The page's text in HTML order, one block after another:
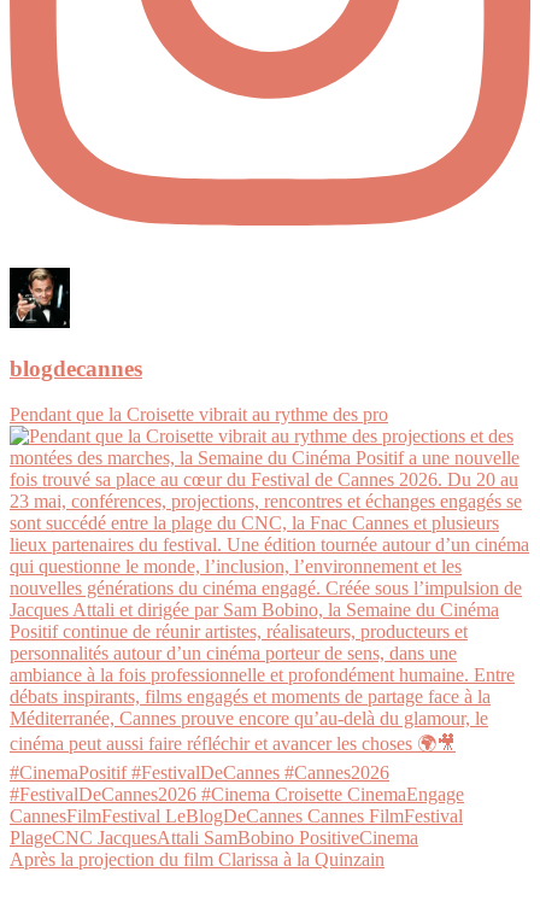
blogdecannes
Pendant que la Croisette vibrait au rythme des pro
Après la projection du film Clarissa à la Quinzain